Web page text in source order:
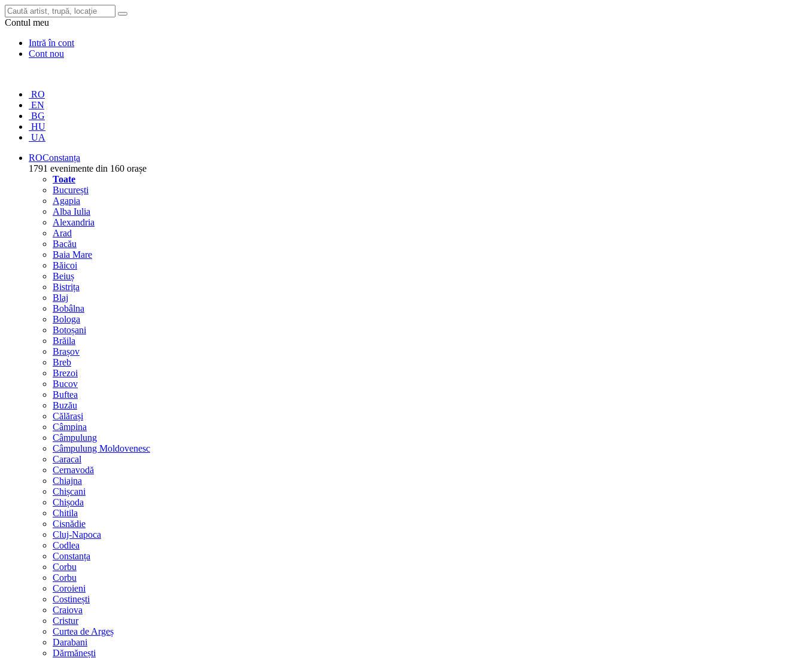
Contul meu
Intră în cont
Cont nou
RO
EN
BG
HU
UA
ROConstanța
1791 evenimente din 160 orașe
Toate
București
Agapia
Alba Iulia
Alexandria
Arad
Bacău
Baia Mare
Băicoi
Beiuș
Bistrița
Blaj
Bobâlna
Bologa
Botoșani
Brăila
Brașov
Breb
Brezoi
Bucov
Buftea
Buzău
Călărași
Câmpina
Câmpulung
Câmpulung Moldovenesc
Caracal
Cernavodă
Chiajna
Chișcani
Chișoda
Chitila
Cisnădie
Cluj-Napoca
Codlea
Constanța
Corbu
Corbu
Coroieni
Costinești
Craiova
Cristur
Curtea de Argeș
Darabani
Dărmănești